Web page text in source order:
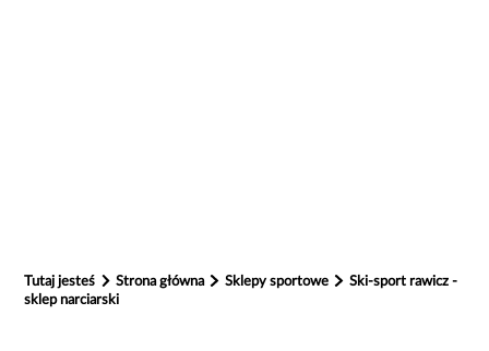
Tutaj jesteś Strona główna Sklepy sportowe
Ski-sport rawicz -
sklep narciarski